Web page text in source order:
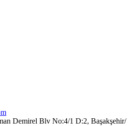
Demirel Blv No:4/1 D:2, Başakşehir/